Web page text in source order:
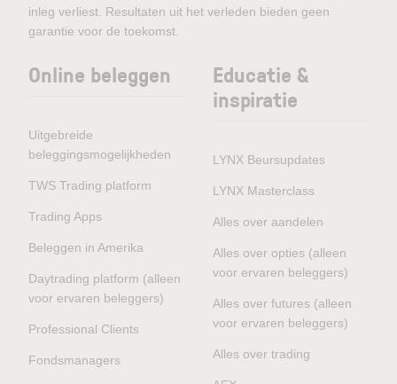
inleg verliest. Resultaten uit het verleden bieden geen
garantie voor de toekomst.
Online beleggen
Uitgebreide
beleggingsmogelijkheden
TWS Trading platform
Trading Apps
Beleggen in Amerika
Daytrading platform (alleen
voor ervaren beleggers)
Professional Clients
Fondsmanagers
Educatie &
inspiratie
LYNX Beursupdates
LYNX Masterclass
Alles over aandelen
Alles over opties (alleen
voor ervaren beleggers)
Alles over futures (alleen
voor ervaren beleggers)
Alles over trading